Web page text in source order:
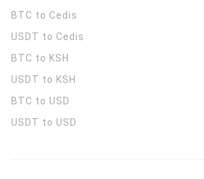
BTC to Cedis
USDT to Cedis
BTC to KSH
USDT to KSH
BTC to USD
USDT to USD